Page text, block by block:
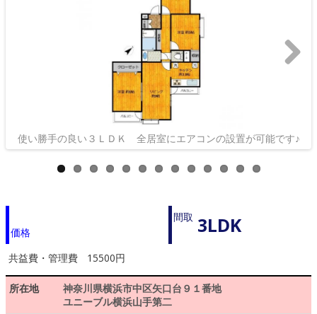
使い勝手の良い３ＬＤＫ 全居室にエアコンの設置が可能です♪
価格
間取 3LDK
共益費・管理費 15500円
所在地
神奈川県横浜市中区矢口台９１番地
ユニーブル横浜山手第二